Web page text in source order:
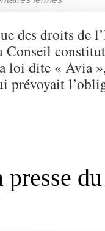
des droits de
Conseil
loi dite « Avia
prévoyait